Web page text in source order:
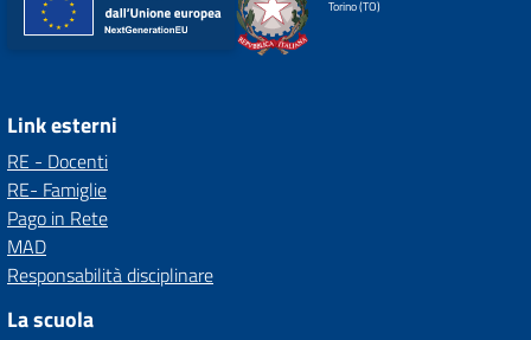
Torino (TO)
Link esterni
RE - Docenti
RE- Famiglie
Pago in Rete
MAD
Responsabilità disciplinare
La scuola